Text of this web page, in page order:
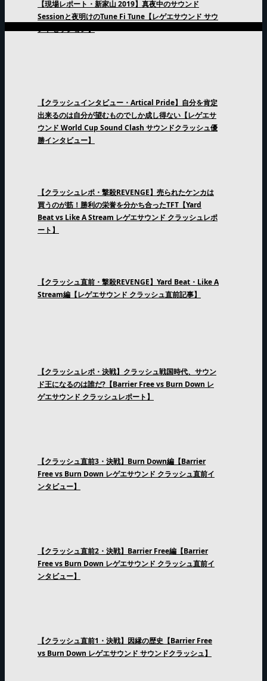
【現場レポート・新家山 2019】真夜中のサウンド
Sessionと夜明けのTune Fi Tune【レゲエサウンド サウ
ンドセッション】
【クラッシュインタビュー・Artical Pride】自分を肯定
出来るのは自分が望むものでしか成し得ない【レゲエサ
ウンド World Cup Sound Clash サウンドクラッシュ優
勝インタビュー】
【クラッシュレポ・撃殺REVENGE】売られたケンカは
買うのが筋！勝利の栄誉を分かち合ったTFT【Yard
Beat vs Like A Stream レゲエサウンド クラッシュレポ
ート】
【クラッシュ直前・撃殺REVENGE】Yard Beat・Like A
Stream編【レゲエサウンド クラッシュ直前記事】
【クラッシュレポ・決戦】クラッシュ戦国時代、サウン
ド王になるのは誰だ?【Barrier Free vs Burn Down レ
ゲエサウンド クラッシュレポート】
【クラッシュ直前3・決戦】Burn Down編【Barrier
Free vs Burn Down レゲエサウンド クラッシュ直前イ
ンタビュー】
【クラッシュ直前2・決戦】Barrier Free編【Barrier
Free vs Burn Down レゲエサウンド クラッシュ直前イ
ンタビュー】
【クラッシュ直前1・決戦】因縁の歴史【Barrier Free
vs Burn Down レゲエサウンド サウンドクラッシュ】